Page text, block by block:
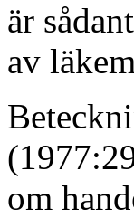
är
av
om